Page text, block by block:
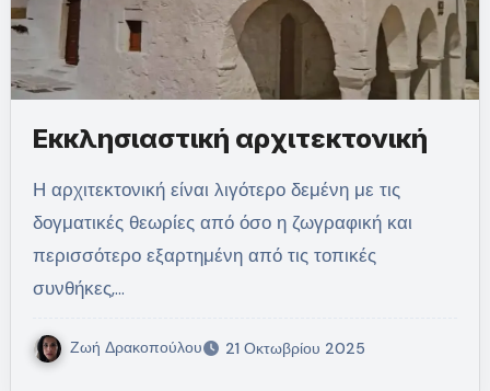
Εκκλησιαστική αρχιτεκτονική
Η αρχιτεκτονική είναι λιγότερο δεμένη με τις
δογματικές θεωρίες από όσο η ζωγραφική και
περισσότερο εξαρτημένη από τις τοπικές
συνθήκες,…
Ζωή Δρακοπούλου 21 Οκτωβρίου 2025